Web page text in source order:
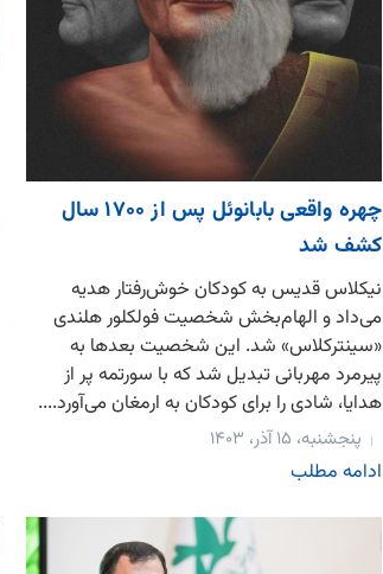
چهره واقعی بابانوئل پس از ۱۷۰۰ سال
کشف شد
نیکلاس قدیس به کودکان خوش‌رفتار هدیه
می‌داد و الهام‌بخش شخصیت فولکلور هلندی
«سینترکلاس» شد. این شخصیت بعدها به
پیرمرد مهربانی تبدیل شد که با سورتمه پر از
هدایا، شادی را برای کودکان به ارمغان می‌آورد....
پنجشنبه، ۱۵ آذر، ۱۴۰۳
ادامه مطلب